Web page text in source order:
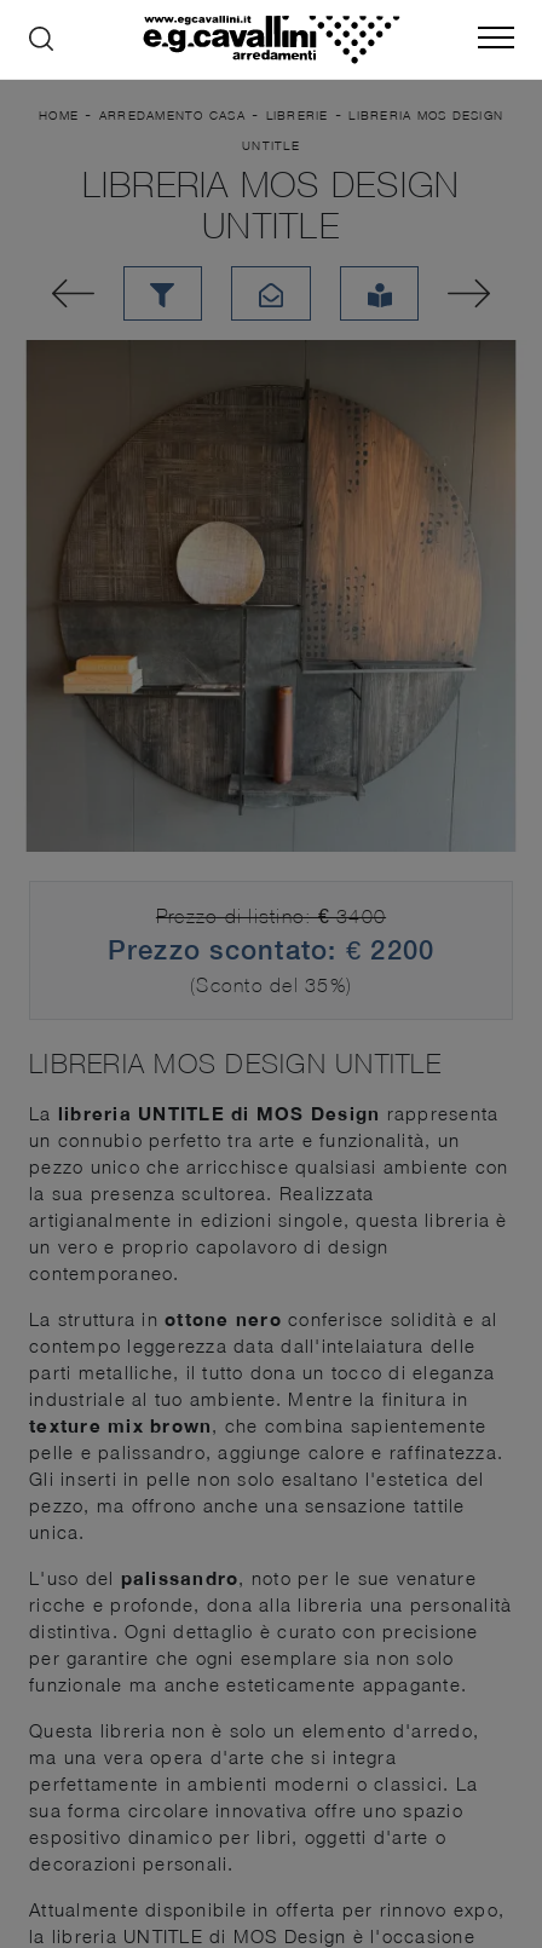
HOME - ARREDAMENTO CASA - LIBRERIE -LIBRERIA MOS DESIGN
UNTITLE
LIBRERIA MOS DESIGN
UNTITLE
Prezzo di listino: € 3400
Prezzo scontato: € 2200
(Sconto del 35%)
LIBRERIA MOS DESIGN UNTITLE
La libreria UNTITLE di MOS Design rappresenta
un connubio perfetto tra arte e funzionalità, un
pezzo unico che arricchisce qualsiasi ambiente con
la sua presenza scultorea. Realizzata
artigianalmente in edizioni singole, questa libreria è
un vero e proprio capolavoro di design
contemporaneo.
La struttura in ottone nero conferisce solidità e al
contempo leggerezza data dall'intelaiatura delle
parti metalliche, il tutto dona un tocco di eleganza
industriale al tuo ambiente. Mentre la finitura in
texture mix brown, che combina sapientemente
pelle e palissandro, aggiunge calore e raffinatezza.
Gli inserti in pelle non solo esaltano l'estetica del
pezzo, ma offrono anche una sensazione tattile
unica.
L'uso del palissandro, noto per le sue venature
ricche e profonde, dona alla libreria una personalità
distintiva. Ogni dettaglio è curato con precisione
per garantire che ogni esemplare sia non solo
funzionale ma anche esteticamente appagante.
Questa libreria non è solo un elemento d'arredo,
ma una vera opera d'arte che si integra
perfettamente in ambienti moderni o classici. La
sua forma circolare innovativa offre uno spazio
espositivo dinamico per libri, oggetti d'arte o
decorazioni personali.
Attualmente disponibile in offerta per rinnovo expo,
la libreria UNTITLE di MOS Design è l'occasione